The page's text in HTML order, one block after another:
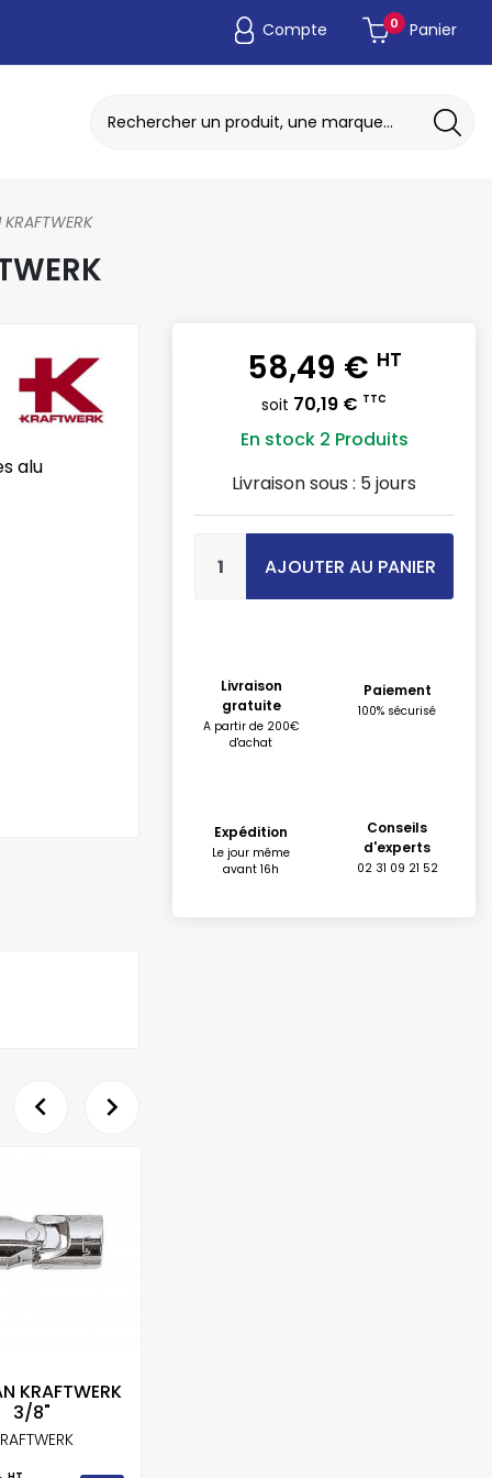
Compte 0 Panier
alu

KRAFTWERK
3/8"

58,49 € HT
soit 70,19 € TTC
En stock 2 Produits
Livraison sous : 5 jours
AJOUTER AU PANIER
Livraison
gratuite
A partir de 200€
d'achat
Paiement
100% sécurisé
Expédition
Le jour même
avant 16h
Conseils
d'experts
02 31 09 21 52